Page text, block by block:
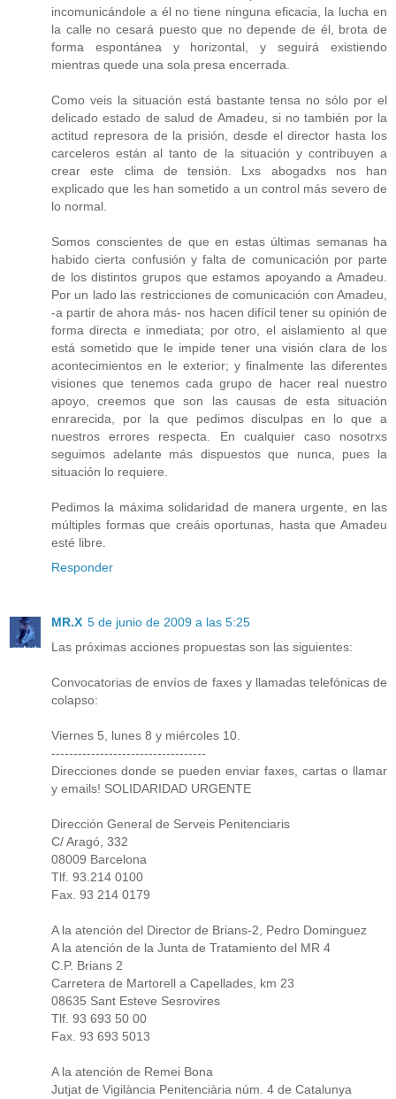
incomunicándole a él no tiene ninguna eficacia, la lucha en
la calle no cesará puesto que no depende de él, brota de
forma espontánea y horizontal, y seguirá existiendo
mientras quede una sola presa encerrada.
Como veis la situación está bastante tensa no sólo por el
delicado estado de salud de Amadeu, si no también por la
actitud represora de la prisión, desde el director hasta los
carceleros están al tanto de la situación y contribuyen a
crear este clima de tensión. Lxs abogadxs nos han
explicado que les han sometido a un control más severo de
lo normal.
Somos conscientes de que en estas últimas semanas ha
habido cierta confusión y falta de comunicación por parte
de los distintos grupos que estamos apoyando a Amadeu.
Por un lado las restricciones de comunicación con Amadeu,
-a partir de ahora más- nos hacen difícil tener su opinión de
forma directa e inmediata; por otro, el aislamiento al que
está sometido que le impide tener una visión clara de los
acontecimientos en le exterior; y finalmente las diferentes
visiones que tenemos cada grupo de hacer real nuestro
apoyo, creemos que son las causas de esta situación
enrarecida, por la que pedimos disculpas en lo que a
nuestros errores respecta. En cualquier caso nosotrxs
seguimos adelante más dispuestos que nunca, pues la
situación lo requiere.
Pedimos la máxima solidaridad de manera urgente, en las
múltiples formas que creáis oportunas, hasta que Amadeu
esté libre.
Responder
MR.X 5 de junio de 2009 a las 5:25
Las próximas acciones propuestas son las siguientes:
Convocatorias de envíos de faxes y llamadas telefónicas de
colapso:
Viernes 5, lunes 8 y miércoles 10.
-----------------------------------
Direcciones donde se pueden enviar faxes, cartas o llamar
y emails! SOLIDARIDAD URGENTE
Dirección General de Serveis Penitenciaris
C/ Aragó, 332
08009 Barcelona
Tlf. 93.214 0100
Fax. 93 214 0179
A la atención del Director de Brians-2, Pedro Dominguez
A la atención de la Junta de Tratamiento del MR 4
C.P. Brians 2
Carretera de Martorell a Capellades, km 23
08635 Sant Esteve Sesrovires
Tlf. 93 693 50 00
Fax. 93 693 5013
A la atención de Remei Bona
Jutjat de Vigilància Penitenciària núm. 4 de Catalunya